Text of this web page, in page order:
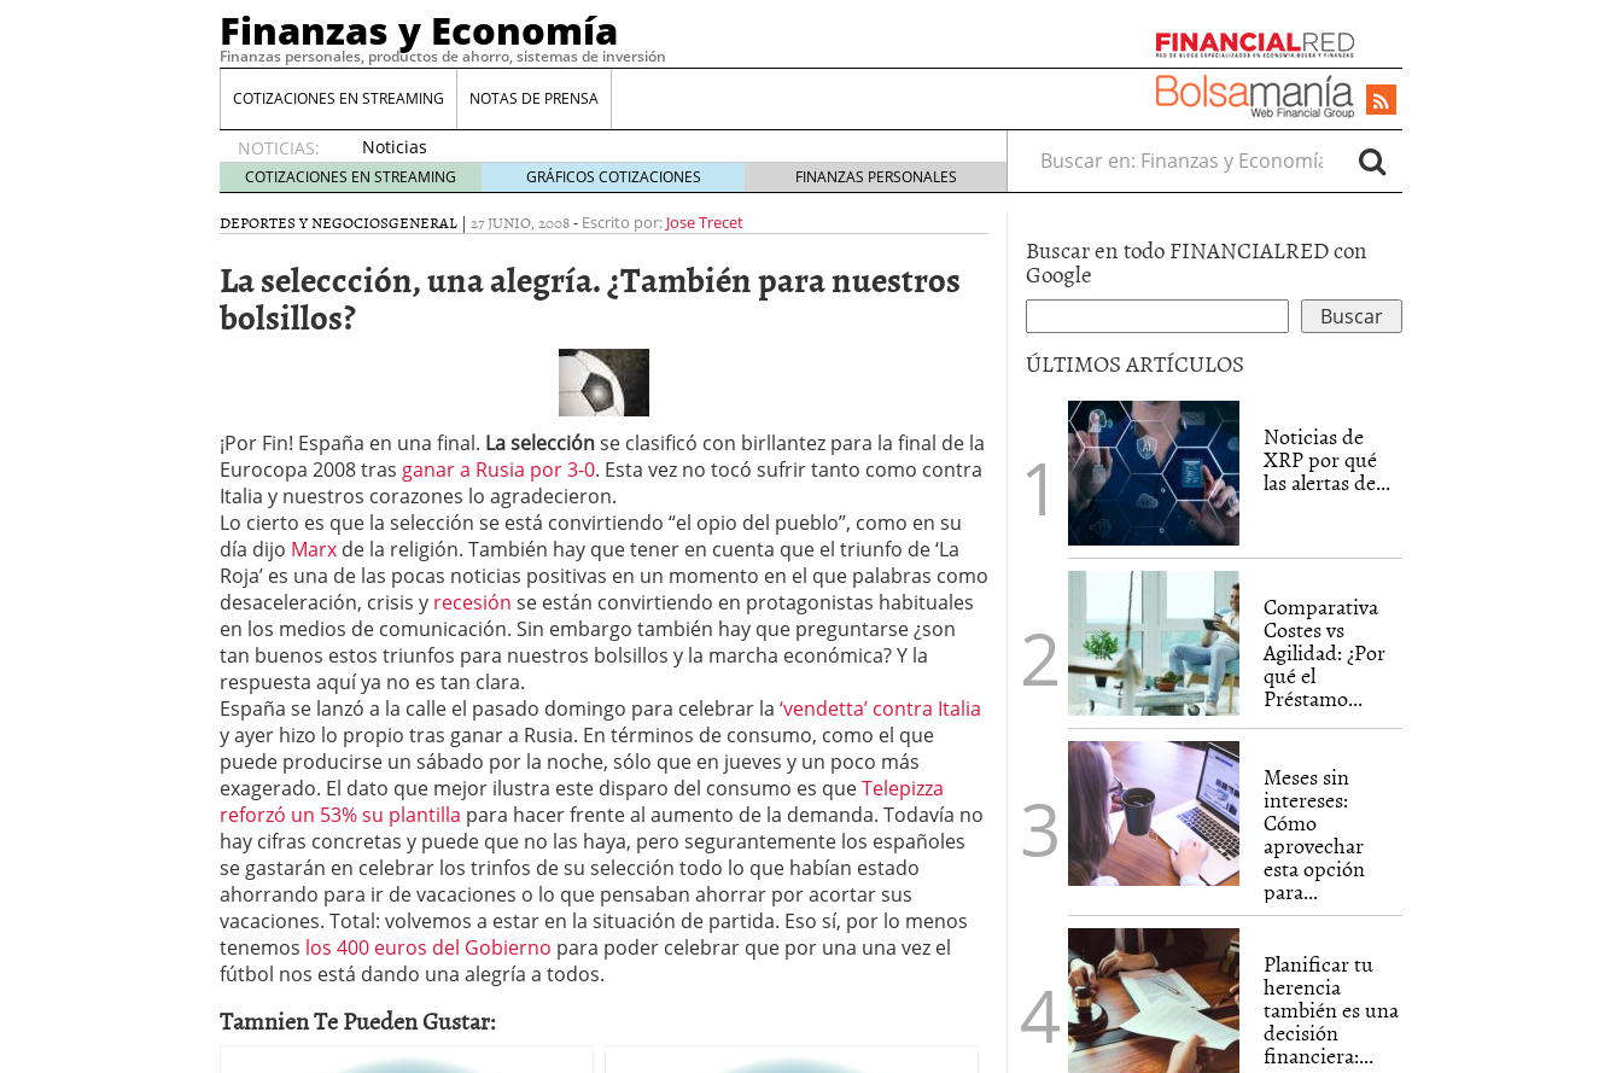
Finanzas y Economía
Finanzas personales, productos de ahorro, sistemas de inversión
COTIZACIONES EN STREAMING NOTAS DE PRENSA
NOTICIAS:
Noticias
de XRP
por qué
las
de
whales
Comparativa Costes vs Agilidad: ¿Por qué el Préstamo Promotor privado
acelera la rentabilidad? 12 de diciembre de 2025
Meses sin intereses: Cómo aprovechar esta opción para gestionar tus
compras 24 de noviembre de 2025
Planificar tu herencia también es una decisión financiera: cómo anticiparte
a los costes 21 de noviembre de 2025
¿Cuánto cuesta un software punto de venta? 3 de octubre de 2025
COTIZACIONES EN STREAMING GRÁFICOS COTIZACIONES FINANZAS PERSONALES
Buscar en:
DEPORTES Y NEGOCIOSGENERAL | 27 JUNIO, 2008- Escrito por: Jose Trecet
La seleccción, una alegría. ¿También para nuestros
bolsillos?
¡Por Fin! España en una final. La selecciónse clasificó con birllantez para la final de la
Eurocopa 2008 tras ganar a Rusia por 3-0. Esta vez no tocó sufrir tanto como contra
Italia y nuestros corazones lo agradecieron.
Lo cierto es que la selección se está convirtiendo “el opio del pueblo”, como en su
día dijo Marx de la religión. También hay que tener en cuenta que el triunfo de ‘La
Roja’ es una de las pocas noticias positivas en un momento en el que palabras como
desaceleración, crisis y recesión se están convirtiendo en protagonistas habituales
en los medios de comunicación. Sin embargo también hay que preguntarse ¿son
tan buenos estos triunfos para nuestros bolsillos y la marcha económica? Y la
respuesta aquí ya no es tan clara.
España se lanzó a la calle el pasado domingo para celebrar la ‘vendetta’ contra Italia
y ayer hizo lo propio tras ganar a Rusia. En términos de consumo, como el que
puede producirse un sábado por la noche, sólo que en jueves y un poco más
exagerado. El dato que mejor ilustra este disparo del consumo es queTelepizza
reforzó un 53% su plantilla para hacer frente al aumento de la demanda. Todavía no
hay cifras concretas y puede que no las haya, pero segurantemente los españoles
se gastarán en celebrar los trinfos de su selección todo lo que habían estado
ahorrando para ir de vacaciones o lo que pensaban ahorrar por acortar sus
vacaciones. Total: volvemos a estar en la situación de partida. Eso sí, por lo menos
tenemos los 400 euros del Gobierno para poder celebrar que por una una vez el
fútbol nos está dando una alegría a todos.
Tamnien Te Pueden Gustar:
Buscar en todo FINANCIALRED con
Google
ÚLTIMOS ARTÍCULOS
Noticias de
XRP por qué
las alertas de...
Comparativa
Costes vs
Agilidad: ¿Por
qué el
Préstamo...
Meses sin
intereses:
Cómo
aprovechar
esta opción
para...
Planificar tu
herencia
también es una
decisión
financiera:...